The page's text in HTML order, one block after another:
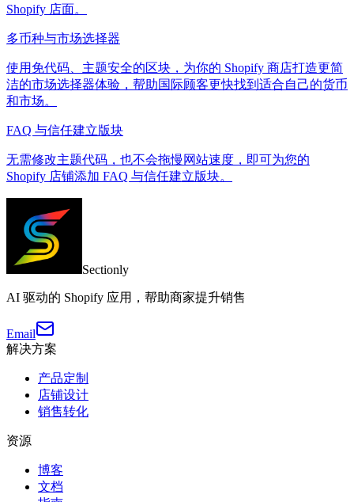
Shopify 店面。
多币种与市场选择器
使用免代码、主题安全的区块，为你的 Shopify 商店打造更简
洁的市场选择器体验，帮助国际顾客更快找到适合自己的货币
和市场。
FAQ 与信任建立版块
无需修改主题代码，也不会拖慢网站速度，即可为您的
Shopify 店铺添加 FAQ 与信任建立版块。
Sectionly
AI 驱动的 Shopify 应用，帮助商家提升销售
Email
解决方案
产品定制
店铺设计
销售转化
资源
博客
文档